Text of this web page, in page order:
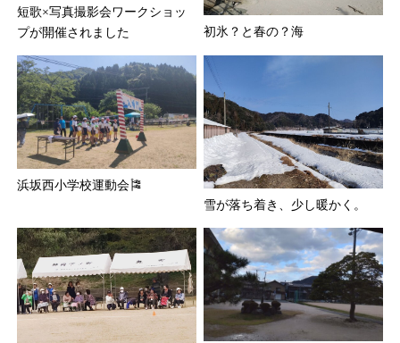
短歌×写真撮影会ワークショッ
プが開催されました
初氷？と春の？海
浜坂西小学校運動会🎏
雪が落ち着き、少し暖かく。